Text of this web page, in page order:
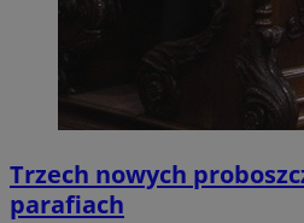
Trzech nowych
parafiach